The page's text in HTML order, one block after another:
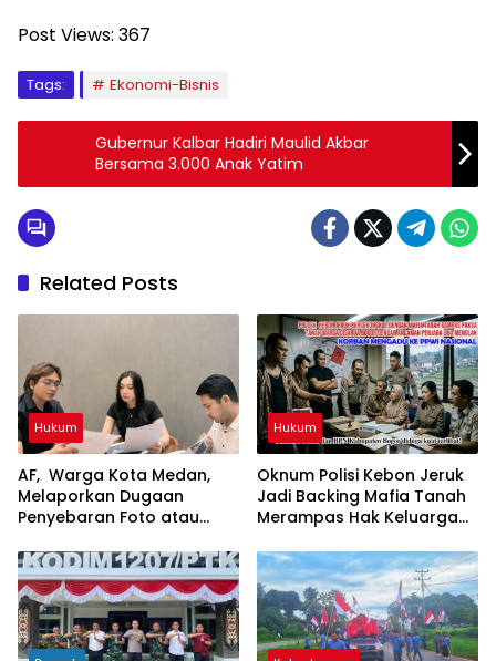
Post Views: 367
Tags: Ekonomi-Bisnis
Gubernur Kalbar Hadiri Maulid Akbar
Bersama 3.000 Anak Yatim
Related Posts
Hukum
AF, Warga Kota Medan,
Melaporkan Dugaan
Penyebaran Foto atau
Asusila
Hukum
Oknum Polisi Kebon Jeruk
Jadi Backing Mafia Tanah
Merampas Hak Keluarga
Sutarman